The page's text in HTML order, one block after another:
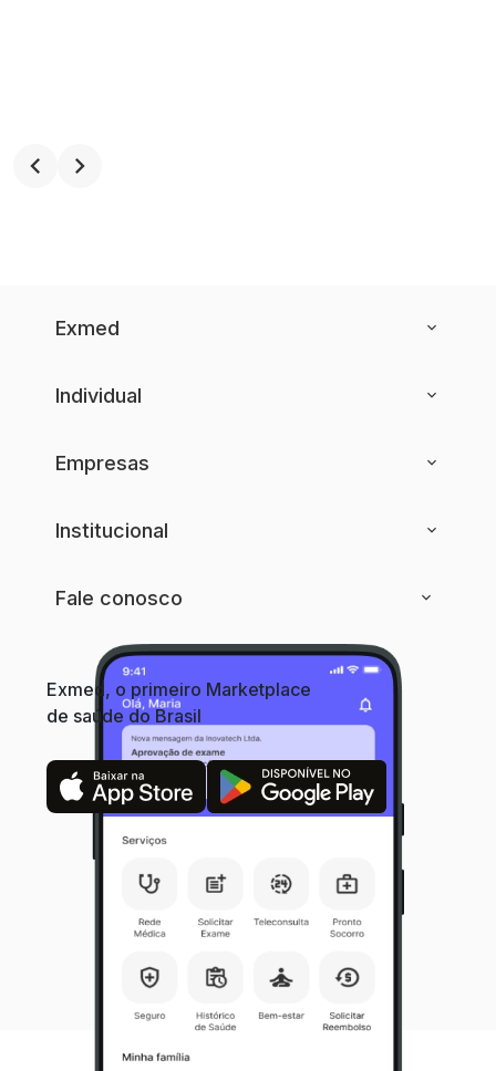
Exmed
Individual
Empresas
Institucional
Fale conosco
Exmed, o primeiro Marketplace
de saúde do Brasil